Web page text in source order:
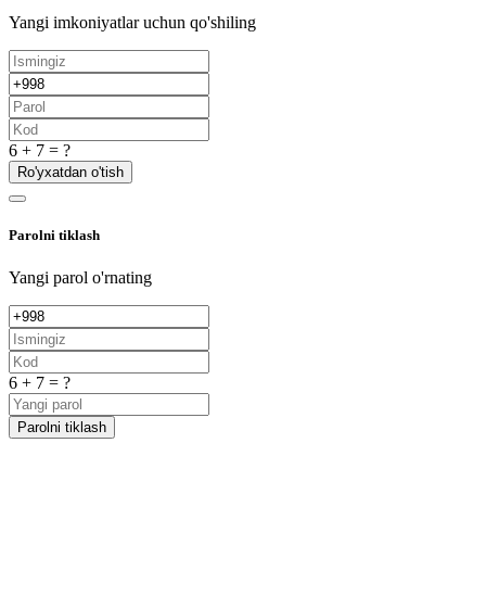
Yangi imkoniyatlar uchun qo'shiling
6 + 7 = ?
Ro'yxatdan o'tish
Parolni tiklash
Yangi parol o'rnating
6 + 7 = ?
Parolni tiklash